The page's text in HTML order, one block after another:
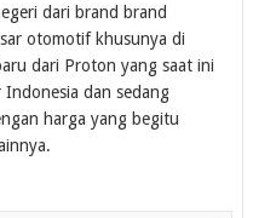
dari brand brand
otomotif khusunya di
dari Proton yang saat ini
dan sedang
harga yang begitu